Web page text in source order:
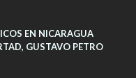
EN NICARAGUA
GUSTAVO PETRO